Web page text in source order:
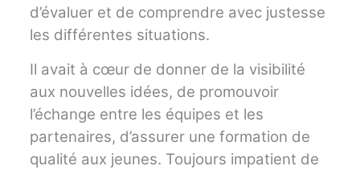
d’évaluer et de comprendre avec justesse
les différentes situations.
Il avait à cœur de donner de la visibilité
aux nouvelles idées, de promouvoir
l’échange entre les équipes et les
partenaires, d’assurer une formation de
qualité aux jeunes. Toujours impatient de